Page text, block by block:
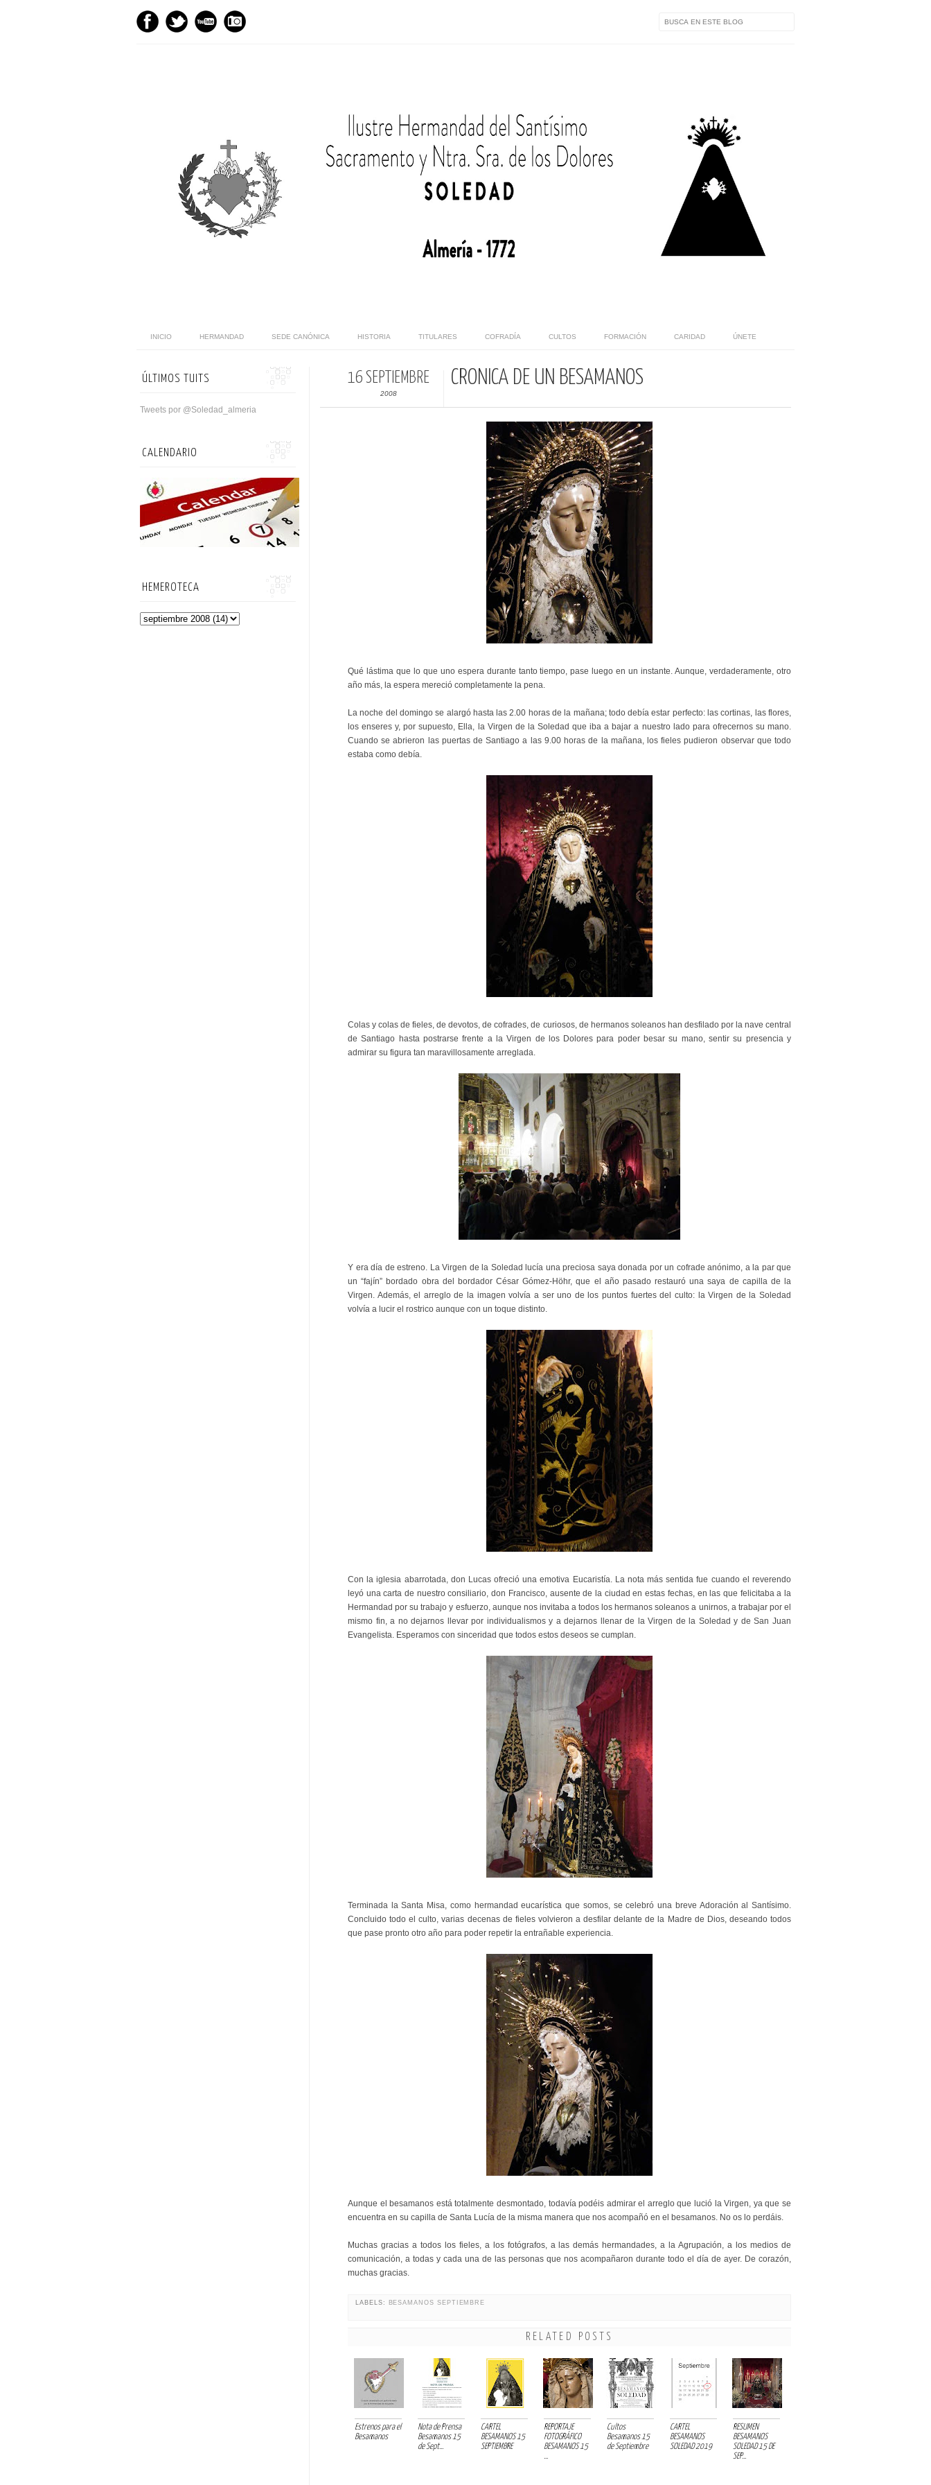
INICIO HERMANDAD SEDE CANÓNICA HISTORIA TITULARES COFRADÍA CULTOS FORMACIÓN CARIDAD ÚNETE
16 SEPTIEMBRE
2008
CRÓNICA DE UN BESAMANOS
Qué lástima que lo que uno espera durante tanto tiempo, pase luego en un instante. Aunque, verdaderamente, otro
año más, la espera mereció completamente la pena.
La noche del domingo se alargó hasta las 2.00 horas de la mañana; todo debía estar perfecto: las cortinas, las flores,
los enseres y, por supuesto, Ella, la Virgen de la Soledad que iba a bajar a nuestro lado para ofrecernos su mano.
Cuando se abrieron las puertas de Santiago a las 9.00 horas de la mañana, los fieles pudieron observar que todo
estaba como debía.
Colas y colas de fieles, de devotos, de cofrades, de curiosos, de hermanos soleanos han desfilado por la nave central
de Santiago hasta postrarse frente a la Virgen de los Dolores para poder besar su mano, sentir su presencia y
admirar su figura tan maravillosamente arreglada.
Y era día de estreno. La Virgen de la Soledad lucía una preciosa saya donada por un cofrade anónimo, a la par que
un “fajín” bordado obra del bordador César Gómez-Höhr, que el año pasado restauró una saya de capilla de la
Virgen. Además, el arreglo de la imagen volvía a ser uno de los puntos fuertes del culto: la Virgen de la Soledad
volvía a lucir el rostrico aunque con un toque distinto.
Con la iglesia abarrotada, don Lucas ofreció una emotiva Eucaristía. La nota más sentida fue cuando el reverendo
leyó una carta de nuestro consiliario, don Francisco, ausente de la ciudad en estas fechas, en las que felicitaba a la
Hermandad por su trabajo y esfuerzo, aunque nos invitaba a todos los hermanos soleanos a unirnos, a trabajar por el
mismo fin, a no dejarnos llevar por individualismos y a dejarnos llenar de la Virgen de la Soledad y de San Juan
Evangelista. Esperamos con sinceridad que todos estos deseos se cumplan.
Terminada la Santa Misa, como hermandad eucarística que somos, se celebró una breve Adoración al Santísimo.
Concluido todo el culto, varias decenas de fieles volvieron a desfilar delante de la Madre de Dios, deseando todos
que pase pronto otro año para poder repetir la entrañable experiencia.
Aunque el besamanos está totalmente desmontado, todavía podéis admirar el arreglo que lució la Virgen, ya que se
encuentra en su capilla de Santa Lucía de la misma manera que nos acompañó en el besamanos. No os lo perdáis.
Muchas gracias a todos los fieles, a los fotógrafos, a las demás hermandades, a la Agrupación, a los medios de
comunicación, a todas y cada una de las personas que nos acompañaron durante todo el día de ayer. De corazón,
muchas gracias.
LABELS: BESAMANOS SEPTIEMBRE
RELATED POSTS
Estrenos para el
Besamanos
Nota de Prensa
Besamanos 15
de Sept...
CARTEL
BESAMANOS 15
SEPTIEMBRE
REPORTAJE
FOTOGRÁFICO
BESAMANOS 15
...
Cultos
Besamanos 15
de Septiembre
CARTEL
BESAMANOS
SOLEDAD 2019
RESUMEN
BESAMANOS
SOLEDAD 15 DE
SEP...
ÚLTIMOS TUITS
Tweets por @Soledad_almeria
CALENDARIO
HEMEROTECA